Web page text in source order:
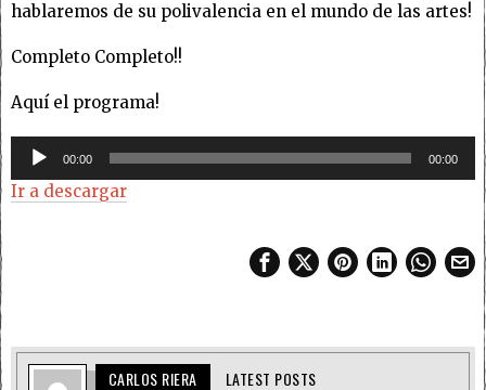
hablaremos de su polivalencia en el mundo de las artes!
Completo Completo!!
Aquí el programa!
Reproductor
audio
00:00 00:00
Ir a descargar
CARLOS RIERA LATEST POSTS